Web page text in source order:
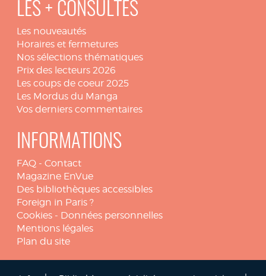
LES + CONSULTÉS
Les nouveautés
Horaires et fermetures
Nos sélections thématiques
Prix des lecteurs 2026
Les coups de coeur 2025
Les Mordus du Manga
Vos derniers commentaires
INFORMATIONS
FAQ - Contact
Magazine EnVue
Des bibliothèques accessibles
Foreign in Paris ?
Cookies - Données personnelles
Mentions légales
Plan du site